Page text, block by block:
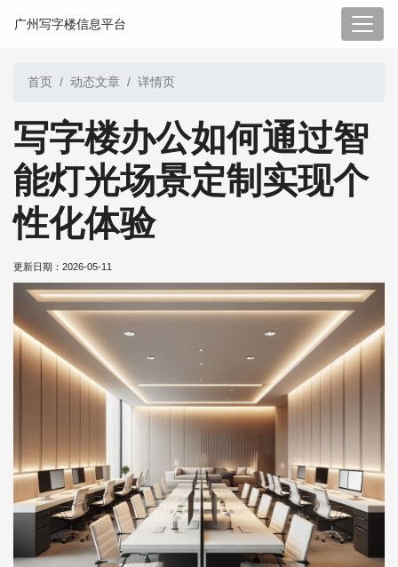
广州写字楼信息平台
首页 动态文章 详情页
写字楼办公如何通过智
能灯光场景定制实现个
性化体验
更新日期： 2026-05-11